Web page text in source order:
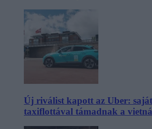
Új riválist kapott az Uber:
taxiflottával támadnak a